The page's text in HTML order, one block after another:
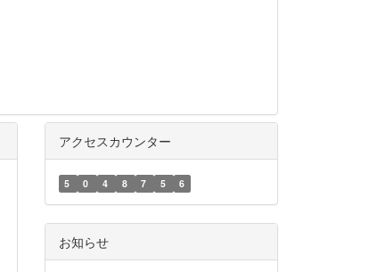
アクセスカウンター
5 0 4 8 7 5 6
お知らせ